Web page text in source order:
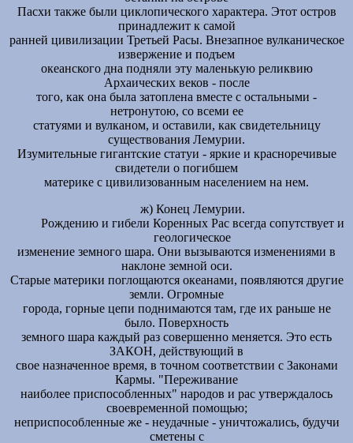
Пасхи также были циклопического характера. Этот остров
принадлежит к самой
ранней цивилизации Третьей Расы. Внезапное вулканическое
извержение и подъем
океанского дна подняли эту маленькую реликвию
Архаических веков - после
того, как она была затоплена вместе с остальными -
нетронутою, со всеми ее
статуями и вулканом, и оставили, как свидетельницу
существования Лемурии.
Изумительные гигантские статуи - яркие и красноречивые
свидетели о погибшем
материке с цивилизованным населением на нем.
ж) Конец Лемурии.
Рождению и гибели Коренных Рас всегда сопутствует и
геологическое
изменение земного шара. Они вызываются изменениями в
наклоне земной оси.
Старые материки поглощаются океанами, появляются другие
земли. Огромные
города, горные цепи поднимаются там, где их раньше не
было. Поверхность
земного шара каждый раз совершенно меняется. Это есть
ЗАКОН, действующий в
свое назначенное время, в точном соответствии с Законами
Кармы. "Переживание
наиболее приспособленных" народов и рас утверждалось
своевременной помощью;
неприспособленные же - неудачные - уничтожались, будучи
сметены с